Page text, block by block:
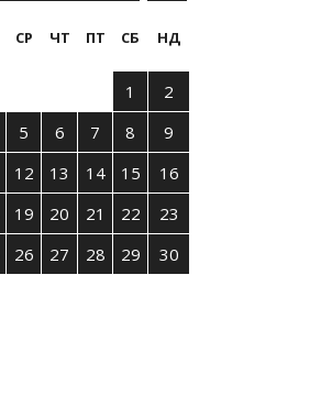
СР ЧТ ПТ СБ НД
1
2
5 6 7 8
9
12 13 14 15
16
19 20 21 22
23
26 27 28 29 30